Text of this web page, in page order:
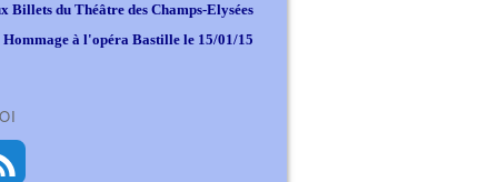
Billets du Théâtre des Champs-Elysées
Hommage à l'opéra Bastille le 15/01/15